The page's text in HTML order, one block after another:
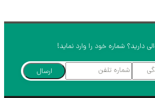
دارید؟ شماره خود را وارد نماید!
ارسال